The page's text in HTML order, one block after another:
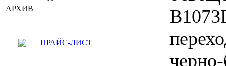
АРХИВ
ПРАЙС-ЛИСТ